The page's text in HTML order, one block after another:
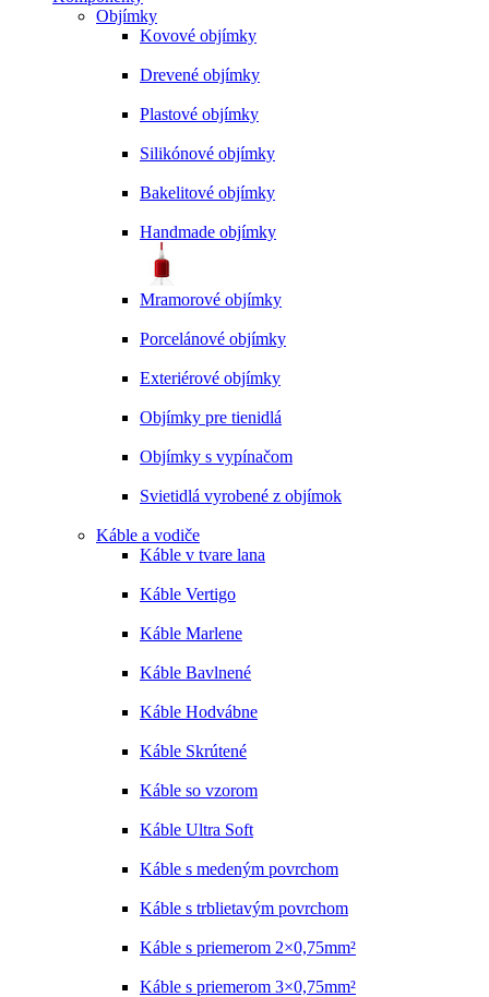
Objímky
Kovové objímky
Drevené objímky
Plastové objímky
Silikónové objímky
Bakelitové objímky
Handmade objímky
Mramorové objímky
Porcelánové objímky
Exteriérové objímky
Objímky pre tienidlá
Objímky s vypínačom
Svietidlá vyrobené z objímok
Káble a vodiče
Káble v tvare lana
Káble Vertigo
Káble Marlene
Káble Bavlnené
Káble Hodvábne
Káble Skrútené
Káble so vzorom
Káble Ultra Soft
Káble s medeným povrchom
Káble s trblietavým povrchom
Káble s priemerom 2×0,75mm²
Káble s priemerom 3×0,75mm²